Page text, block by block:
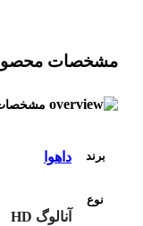
مشخصات
برند داهوا
نوع
آنالوگ HD